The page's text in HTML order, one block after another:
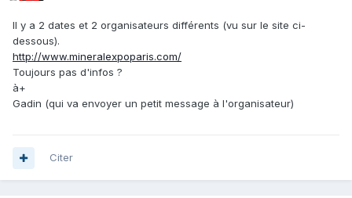
Il y a 2 dates et 2 organisateurs différents (vu sur le site ci-
dessous).
http://www.mineralexpoparis.com/
Toujours pas d'infos ?
à+
Gadin (qui va envoyer un petit message à l'organisateur)
Citer